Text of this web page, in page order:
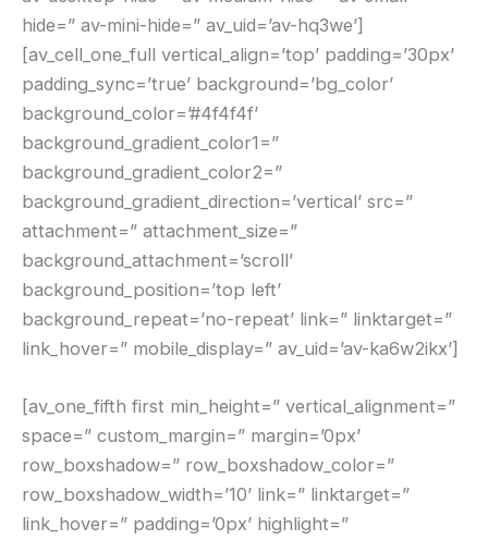
hide=” av-mini-hide=” av_uid=’av-hq3we’]
[av_cell_one_full vertical_align=’top’ padding=’30px’
padding_sync=’true’ background=’bg_color’
background_color=’#4f4f4f’
background_gradient_color1=”
background_gradient_color2=”
background_gradient_direction=’vertical’ src=”
attachment=” attachment_size=”
background_attachment=’scroll’
background_position=’top left’
background_repeat=’no-repeat’ link=” linktarget=”
link_hover=” mobile_display=” av_uid=’av-ka6w2ikx’]
[av_one_fifth first min_height=” vertical_alignment=”
space=” custom_margin=” margin=’0px’
row_boxshadow=” row_boxshadow_color=”
row_boxshadow_width=’10’ link=” linktarget=”
link_hover=” padding=’0px’ highlight=”